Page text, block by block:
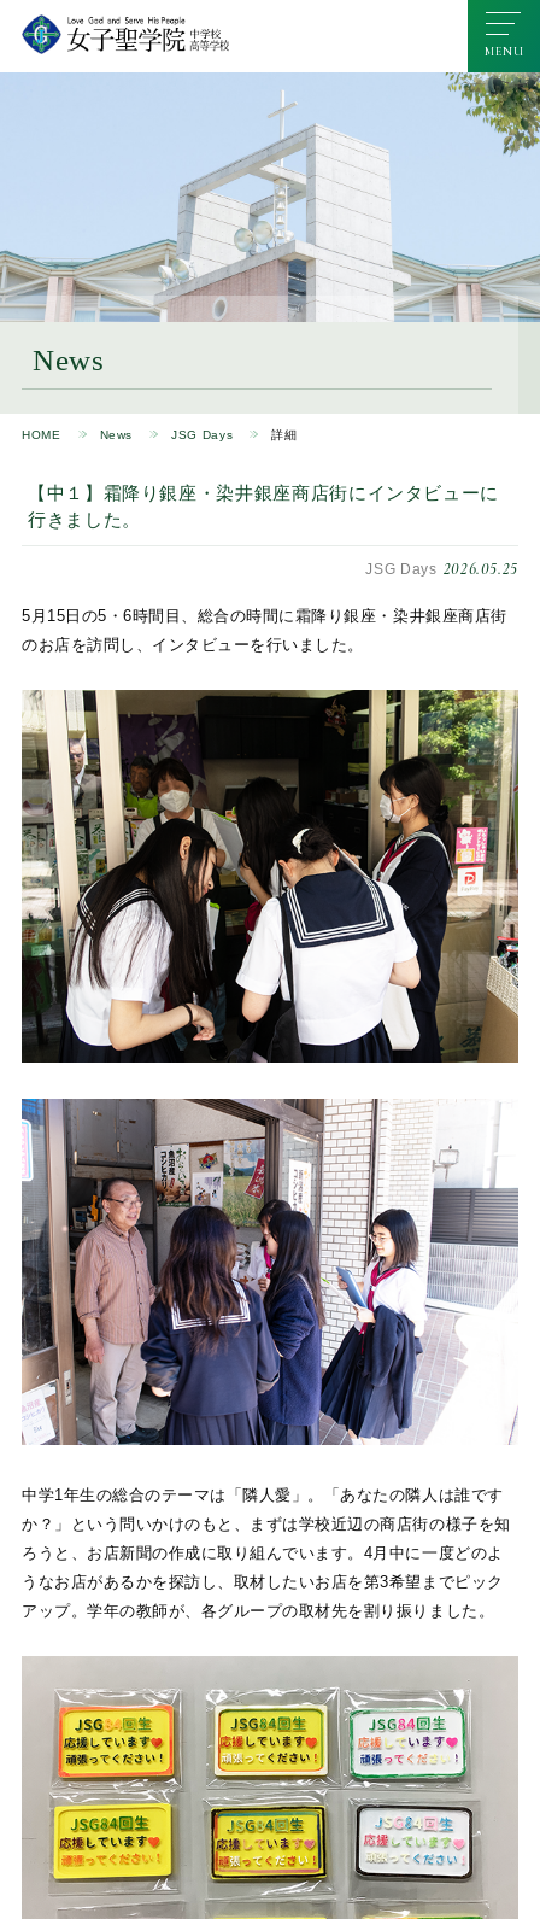
News
HOME News JSG Days 詳細
【中１】霜降り銀座・染井銀座商店街にインタビューに
行きました。
JSG Days 2026.05.25
5月15日の5・6時間目、総合の時間に霜降り銀座・染井銀座商店街
のお店を訪問し、インタビューを行いました。
中学1年生の総合のテーマは「隣人愛」。「あなたの隣人は誰です
か？」という問いかけのもと、まずは学校近辺の商店街の様子を知
ろうと、お店新聞の作成に取り組んでいます。4月中に一度どのよ
うなお店があるかを探訪し、取材したいお店を第3希望までピック
アップ。学年の教師が、各グループの取材先を割り振りました。